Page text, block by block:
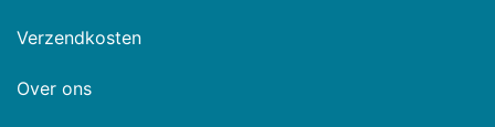
Verzendkosten
Over ons